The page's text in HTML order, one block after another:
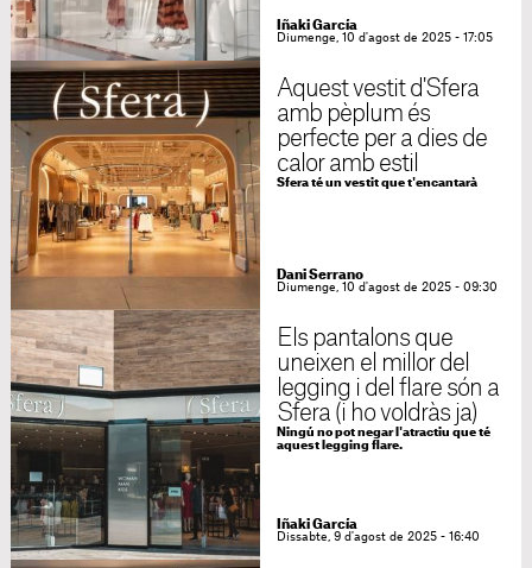
Iñaki García
Diumenge, 10 d'agost de 2025 - 17:05
Aquest vestit d'Sfera
amb pèplum és
perfecte per a dies de
calor amb estil
Sfera té un vestit que t'encantarà
Dani Serrano
Diumenge, 10 d'agost de 2025 - 09:30
Els pantalons que
uneixen el millor del
legging i del flare són a
Sfera (i ho voldràs ja)
Ningú no pot negar l'atractiu que té
aquest legging flare.
Iñaki García
Dissabte, 9 d'agost de 2025 - 16:40